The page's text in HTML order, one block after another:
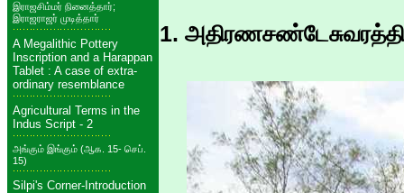
இராஜசிம்மர் நினைத்தார்;
இராஜராஜர் முடித்தார்
A Megalithic Pottery
Inscription and a Harappan
Tablet : A case of extra-
ordinary resemblance
Agricultural Terms in the
Indus Script - 2
அங்கும் இங்கும் (ஆக. 15- செப்.
15)
Silpi's Corner-Introduction
1.